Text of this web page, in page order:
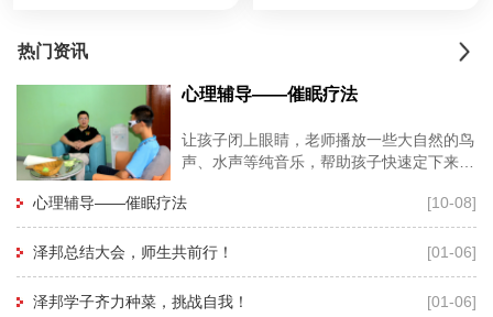
热门资讯
心理辅导——催眠疗法
让孩子闭上眼睛，老师播放一些大自然的鸟
声、水声等纯音乐，帮助孩子快速定下来，
利于心理老师深度进入孩子的
心理辅导——催眠疗法 [10-08]
泽邦总结大会，师生共前行！ [01-06]
泽邦学子齐力种菜，挑战自我！ [01-06]